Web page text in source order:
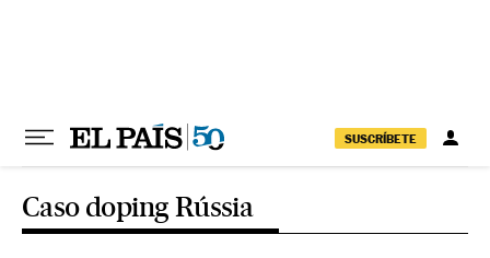
SUSCRÍBETE
Caso doping Rússia